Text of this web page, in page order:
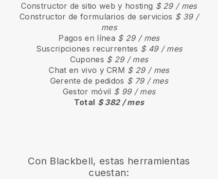
Constructor de sitio web y hosting $ 29 / mes
Constructor de formularios de servicios $ 39 /
mes
Pagos en línea $ 29 / mes
Suscripciones recurrentes $ 49 / mes
Cupones $ 29 / mes
Chat en vivo y CRM $ 29 / mes
Gerente de pedidos $ 79 / mes
Gestor móvil $ 99 / mes
Total $ 382 / mes
Con Blackbell, estas herramientas
cuestan: